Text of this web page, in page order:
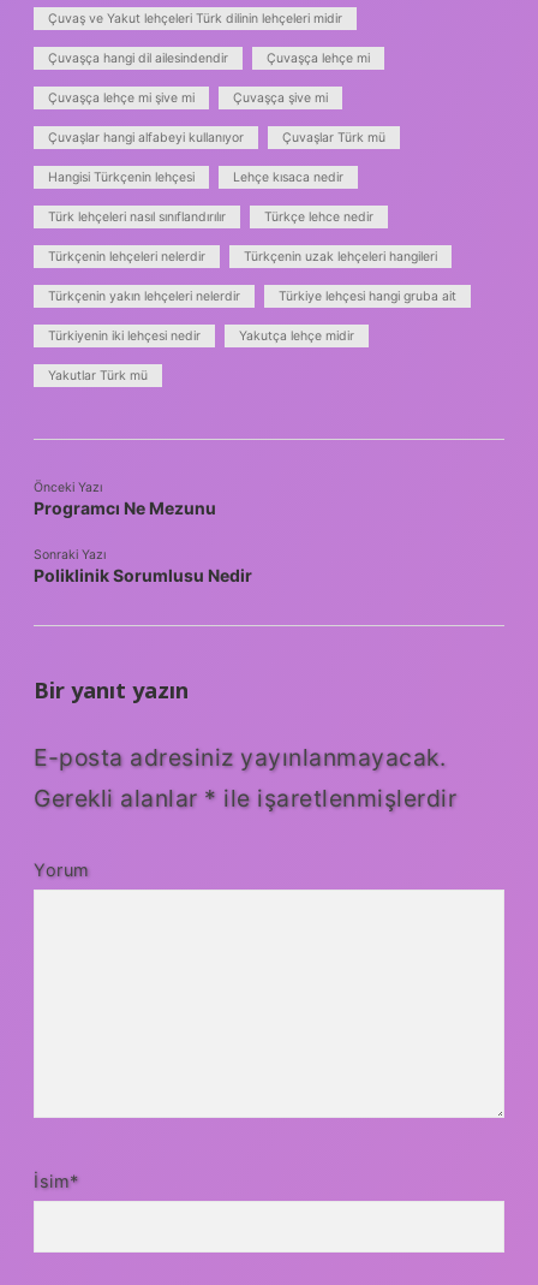
Çuvaş ve Yakut lehçeleri Türk dilinin lehçeleri midir
Çuvaşça hangi dil ailesindendir Çuvaşça lehçe mi
Çuvaşça lehçe mi şive mi Çuvaşça şive mi
Çuvaşlar hangi alfabeyi kullanıyor Çuvaşlar Türk mü
Hangisi Türkçenin lehçesi Lehçe kısaca nedir
Türk lehçeleri nasıl sınıflandırılır Türkçe lehce nedir
Türkçenin lehçeleri nelerdir Türkçenin uzak lehçeleri hangileri
Türkçenin yakın lehçeleri nelerdir Türkiye lehçesi hangi gruba ait
Türkiyenin iki lehçesi nedir Yakutça lehçe midir
Yakutlar Türk mü
Önceki Yazı
Programcı Ne Mezunu
Sonraki Yazı
Poliklinik Sorumlusu Nedir
Bir yanıt yazın
E-posta adresiniz yayınlanmayacak.
Gerekli alanlar * ile işaretlenmişlerdir
Yorum
İsim*